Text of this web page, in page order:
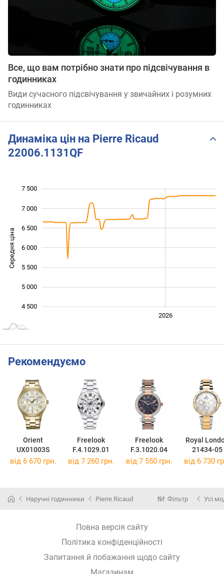
Все, що вам потрібно знати про підсвічування в
годинниках
Види сучасного підсвічування у звичайних і розумних
годинниках
Динаміка цін на Pierre Ricaud
22006.1131QF
Середня ціна 4 500
4 500
5 000
5 500
6 000
6 500
7 000
7 500
2026
Рекомендуємо
Orient
UX01003S
Freelook
F.4.1029.01
Freelook
F.3.1020.04
Royal
21434-05
від 6 670 грн. від 7 260 грн. від 7 550 грн. від 6 730
Наручні годинники Pierre Ricaud Фільтр Усі
Повна версія сайту
Політика конфіденційності
Запитання й побажання щодо сайту